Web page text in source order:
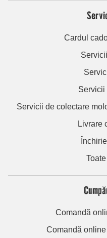
Cardul
Servicii
Servicii de colectare
Livrare
Comandă
Comandă